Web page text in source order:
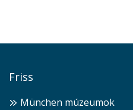
Friss
München múzeumok